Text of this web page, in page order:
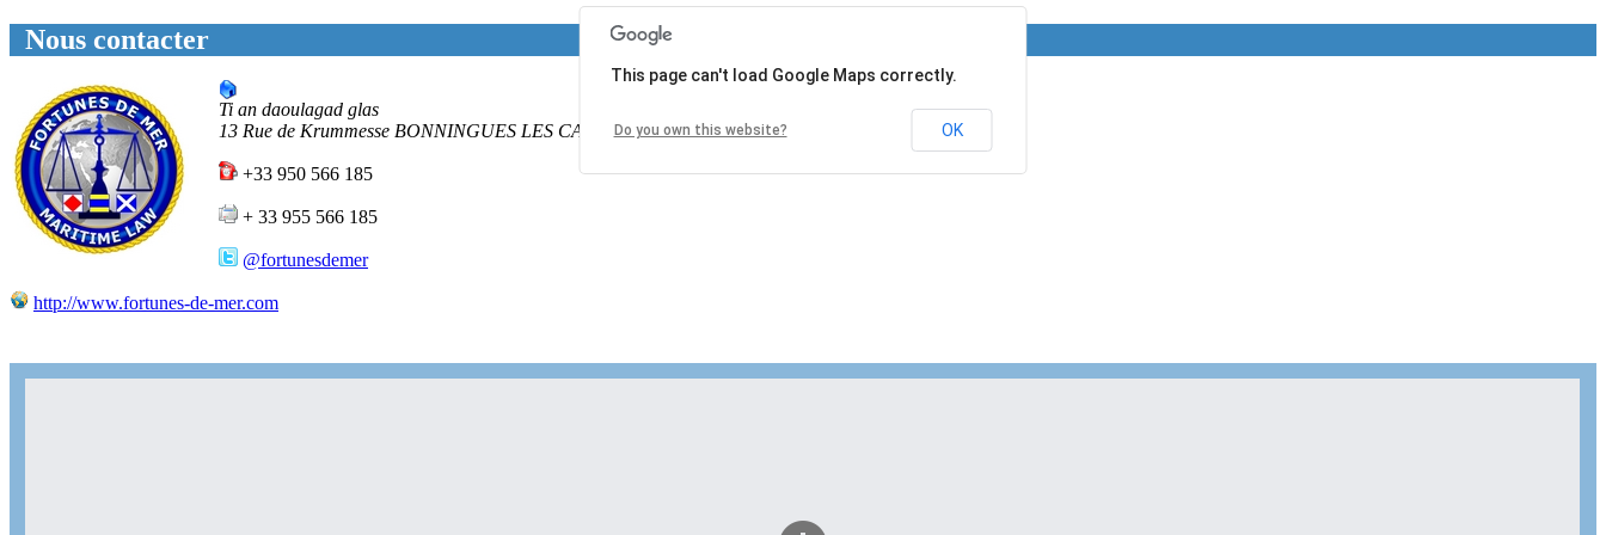
Nous contacter
Ti an daoulagad glas
13 Rue de Krummesse BONNINGUES LES CALAISPAS DE CALAIS62340
+33 950 566 185
+ 33 955 566 185
@fortunesdemer
http://www.fortunes-de-mer.com
This page can't load Google Maps correctly.
Do you own this website? OK